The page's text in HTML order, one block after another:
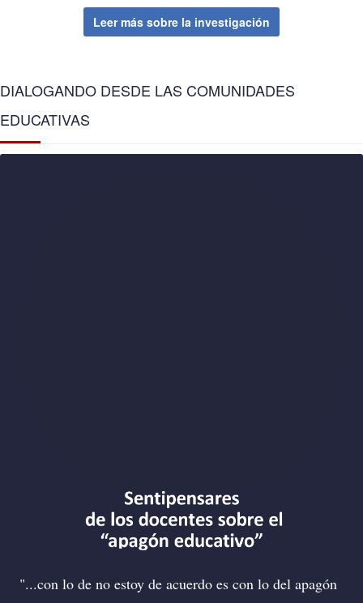
Leer más sobre la investigación
DIALOGANDO DESDE LAS COMUNIDADES
EDUCATIVAS
...con lo de no estoy de acuerdo es con lo del apagón